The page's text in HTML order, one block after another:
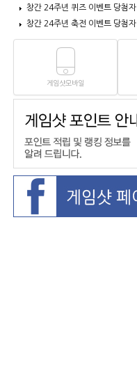
창간 24주년 퀴즈 이벤트 당첨자
창간 24주년 축전 이벤트 당첨자
게임샷모바일